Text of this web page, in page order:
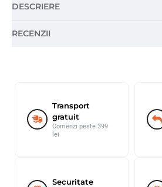
DESCRIERE
RECENZII
Transport
gratuit
Comenzi peste 399
lei
Securitate